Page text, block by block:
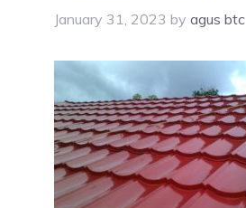
January 31, 2023 by agus btc